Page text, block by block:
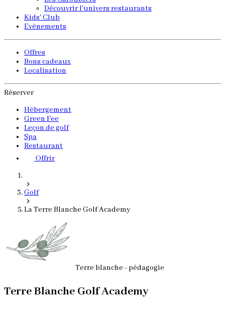
Découvrir l'univers restaurants
Kids' Club
Evènements
Offres
Bons cadeaux
Localisation
Réserver
Hébergement
Green Fee
Leçon de golf
Spa
Restaurant
Offrir
Golf
La Terre Blanche Golf Academy
Terre blanche - pédagogie
Terre Blanche Golf Academy